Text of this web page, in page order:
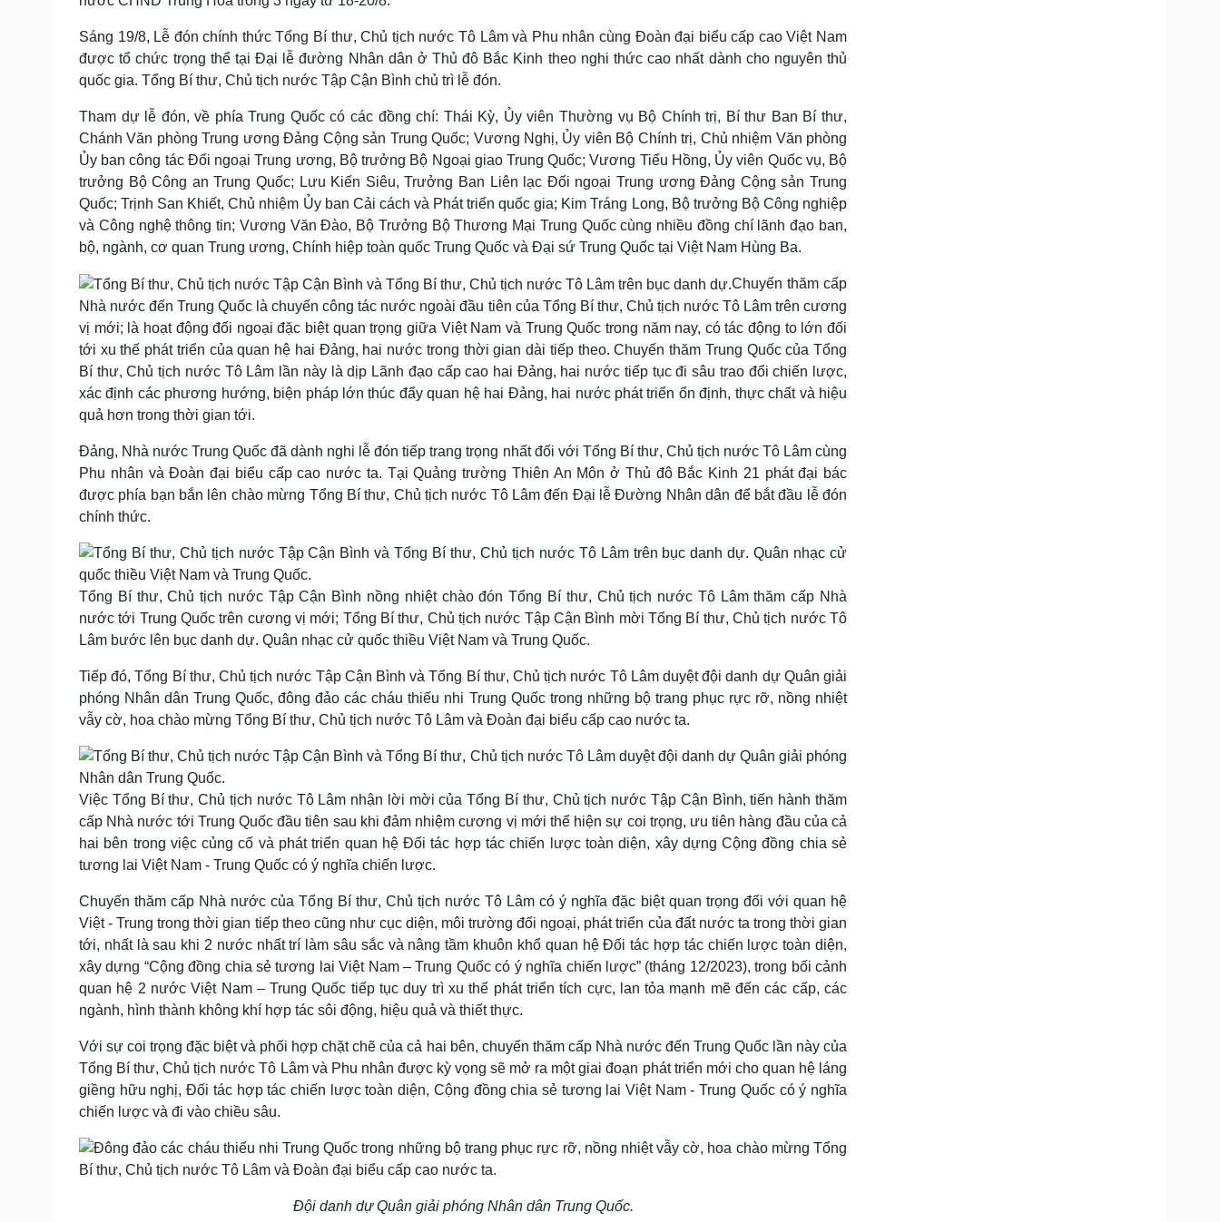
Nam khoa
Làm đẹp - giảm cân
Phòng mạch online
Ăn sạch sống khỏe
Cải chính
Sáng 19/8, Lễ đón chính thức Tổng Bí thư, Chủ tịch nước Tô Lâm và Phu nhân cùng Đoàn đại biểu cấp cao Việt Nam
được tổ chức trọng thể tại Đại lễ đường Nhân dân ở Thủ đô Bắc Kinh theo nghi thức cao nhất dành cho nguyên thủ
quốc gia. Tổng Bí thư, Chủ tịch nước Tập Cận Bình chủ trì lễ đón.
Tham dự lễ đón, về phía Trung Quốc có các đồng chí: Thái Kỳ, Ủy viên Thường vụ Bộ Chính trị, Bí thư Ban Bí thư,
Chánh Văn phòng Trung ương Đảng Cộng sản Trung Quốc; Vương Nghị, Ủy viên Bộ Chính trị, Chủ nhiệm Văn phòng
Ủy ban công tác Đối ngoại Trung ương, Bộ trưởng Bộ Ngoại giao Trung Quốc; Vương Tiểu Hồng, Ủy viên Quốc vụ, Bộ
trưởng Bộ Công an Trung Quốc; Lưu Kiến Siêu, Trưởng Ban Liên lạc Đối ngoại Trung ương Đảng Cộng sản Trung
Quốc; Trịnh San Khiết, Chủ nhiệm Ủy ban Cải cách và Phát triển quốc gia; Kim Tráng Long, Bộ trưởng Bộ Công nghiệp
và Công nghệ thông tin; Vương Văn Đào, Bộ Trưởng Bộ Thương Mại Trung Quốc cùng nhiều đồng chí lãnh đạo ban,
bộ, ngành, cơ quan Trung ương, Chính hiệp toàn quốc Trung Quốc và Đại sứ Trung Quốc tại Việt Nam Hùng Ba.
Chuyến thăm cấp
Nhà nước đến Trung Quốc là chuyến công tác nước ngoài đầu tiên của Tổng Bí thư, Chủ tịch nước Tô Lâm trên cương
vị mới; là hoạt động đối ngoại đặc biệt quan trọng giữa Việt Nam và Trung Quốc trong năm nay, có tác động to lớn đối
tới xu thế phát triển của quan hệ hai Đảng, hai nước trong thời gian dài tiếp theo. Chuyến thăm Trung Quốc của Tổng
Bí thư, Chủ tịch nước Tô Lâm lần này là dịp Lãnh đạo cấp cao hai Đảng, hai nước tiếp tục đi sâu trao đổi chiến lược,
xác định các phương hướng, biện pháp lớn thúc đẩy quan hệ hai Đảng, hai nước phát triển ổn định, thực chất và hiệu
quả hơn trong thời gian tới.
Đảng, Nhà nước Trung Quốc đã dành nghi lễ đón tiếp trang trọng nhất đối với Tổng Bí thư, Chủ tịch nước Tô Lâm cùng
Phu nhân và Đoàn đại biểu cấp cao nước ta. Tại Quảng trường Thiên An Môn ở Thủ đô Bắc Kinh 21 phát đại bác
được phía bạn bắn lên chào mừng Tổng Bí thư, Chủ tịch nước Tô Lâm đến Đại lễ Đường Nhân dân để bắt đầu lễ đón
chính thức.
Tổng Bí thư, Chủ tịch nước Tập Cận Bình nồng nhiệt chào đón Tổng Bí thư, Chủ tịch nước Tô Lâm thăm cấp Nhà
nước tới Trung Quốc trên cương vị mới; Tổng Bí thư, Chủ tịch nước Tập Cận Bình mời Tổng Bí thư, Chủ tịch nước Tô
Lâm bước lên bục danh dự. Quân nhạc cử quốc thiều Việt Nam và Trung Quốc.
Tiếp đó, Tổng Bí thư, Chủ tịch nước Tập Cận Bình và Tổng Bí thư, Chủ tịch nước Tô Lâm duyệt đội danh dự Quân giải
phóng Nhân dân Trung Quốc, đông đảo các cháu thiếu nhi Trung Quốc trong những bộ trang phục rực rỡ, nồng nhiệt
vẫy cờ, hoa chào mừng Tổng Bí thư, Chủ tịch nước Tô Lâm và Đoàn đại biểu cấp cao nước ta.
Việc Tổng Bí thư, Chủ tịch nước Tô Lâm nhận lời mời của Tổng Bí thư, Chủ tịch nước Tập Cận Bình, tiến hành thăm
cấp Nhà nước tới Trung Quốc đầu tiên sau khi đảm nhiệm cương vị mới thể hiện sự coi trọng, ưu tiên hàng đầu của cả
hai bên trong việc củng cố và phát triển quan hệ Đối tác hợp tác chiến lược toàn diện, xây dựng Cộng đồng chia sẻ
tương lai Việt Nam - Trung Quốc có ý nghĩa chiến lược.
Chuyến thăm cấp Nhà nước của Tổng Bí thư, Chủ tịch nước Tô Lâm có ý nghĩa đặc biệt quan trọng đối với quan hệ
Việt - Trung trong thời gian tiếp theo cũng như cục diện, môi trường đối ngoại, phát triển của đất nước ta trong thời gian
tới, nhất là sau khi 2 nước nhất trí làm sâu sắc và nâng tầm khuôn khổ quan hệ Đối tác hợp tác chiến lược toàn diện,
xây dựng “Cộng đồng chia sẻ tương lai Việt Nam – Trung Quốc có ý nghĩa chiến lược” (tháng 12/2023), trong bối cảnh
quan hệ 2 nước Việt Nam – Trung Quốc tiếp tục duy trì xu thế phát triển tích cực, lan tỏa mạnh mẽ đến các cấp, các
ngành, hình thành không khí hợp tác sôi động, hiệu quả và thiết thực.
Với sự coi trọng đặc biệt và phối hợp chặt chẽ của cả hai bên, chuyến thăm cấp Nhà nước đến Trung Quốc lần này của
Tổng Bí thư, Chủ tịch nước Tô Lâm và Phu nhân được kỳ vọng sẽ mở ra một giai đoạn phát triển mới cho quan hệ láng
giềng hữu nghị, Đối tác hợp tác chiến lược toàn diện, Cộng đồng chia sẻ tương lai Việt Nam - Trung Quốc có ý nghĩa
chiến lược và đi vào chiều sâu.
Đội danh dự Quân giải phóng Nhân dân Trung Quốc.